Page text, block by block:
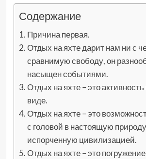
Содержание
Причина первая.
Отдых на яхте дарит нам ни с
сравнимую свободу, он
насыщен событиями.
Отдых на яхте – это
виде.
Отдых на яхте – это
с головой в настоящую
испорченную цивилизацией.
Отдых на яхте – это